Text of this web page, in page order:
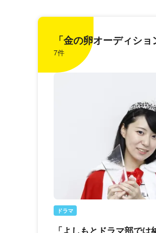
「金の卵オーディシ
7件
ドラマ